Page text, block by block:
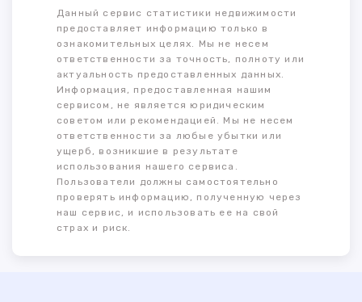
Данный сервис статистики недвижимости
предоставляет информацию только в
ознакомительных целях. Мы не несем
ответственности за точность, полноту или
актуальность предоставленных данных.
Информация, предоставленная нашим
сервисом, не является юридическим
советом или рекомендацией. Мы не несем
ответственности за любые убытки или
ущерб, возникшие в результате
использования нашего сервиса.
Пользователи должны самостоятельно
проверять информацию, полученную через
наш сервис, и использовать ее на свой
страх и риск.